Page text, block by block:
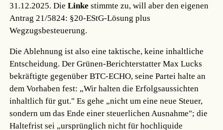
31.12.2025. DieLinke stimmte zu, will aber den eigenen
Antrag 21/5824: §20-EStG-Lösung plus
Wegzugsbesteuerung.
Die Ablehnung ist also eine taktische, keine inhaltliche
Entscheidung. Der Grünen-Berichterstatter Max Lucks
bekräftigte gegenüber BTC-ECHO, seine Partei halte an
dem Vorhaben fest: „Wir halten die Erfolgsaussichten
inhaltlich für gut." Es gehe „nicht um eine neue Steuer,
sondern um das Ende einer steuerlichen Ausnahme"; die
Haltefrist sei „ursprünglich nicht für hochliquide